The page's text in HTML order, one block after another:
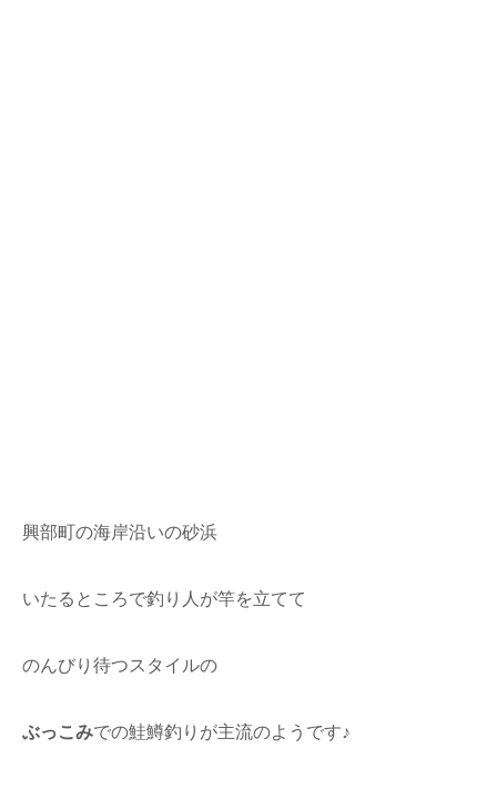
興部町の海岸沿いの砂浜
いたるところで釣り人が竿を立てて
のんびり待つスタイルの
ぶっこみでの鮭鱒釣りが主流のようです♪